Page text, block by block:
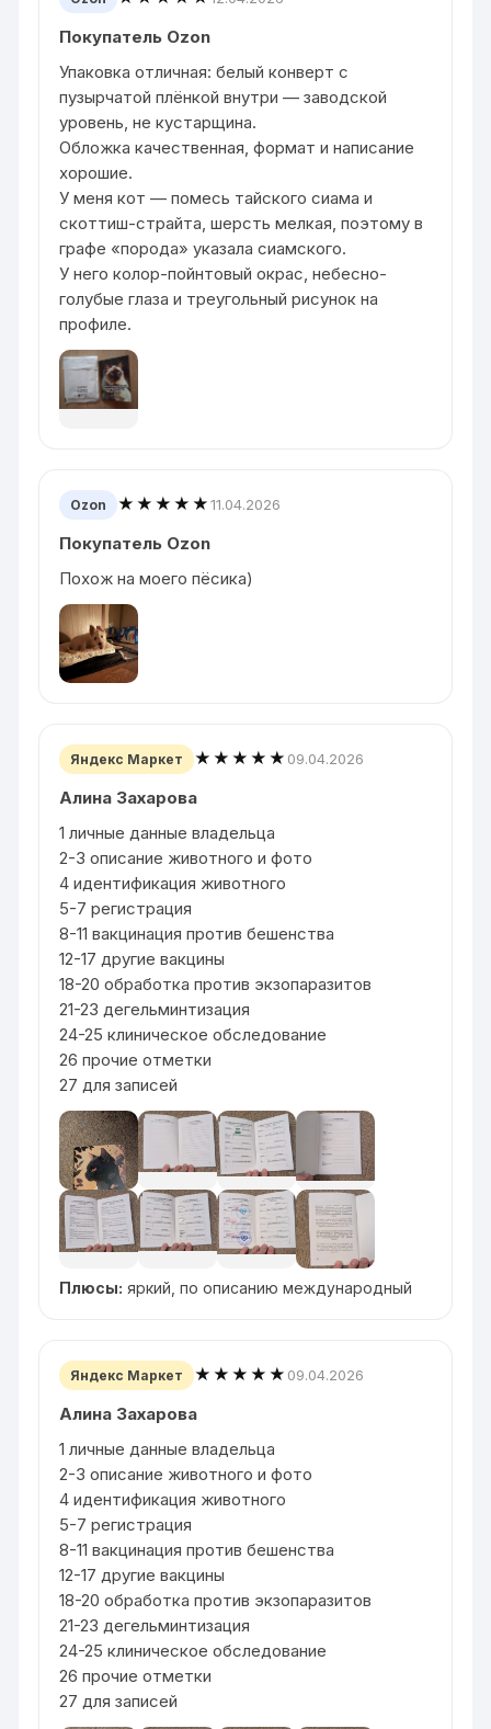
Покупатель Ozon
Упаковка отличная: белый конверт с
пузырчатой плёнкой внутри — заводской
уровень, не кустарщина.
Обложка качественная, формат и написание
хорошие.
У меня кот — помесь тайского сиама и
скоттиш-страйта, шерсть мелкая, поэтому в
графе «порода» указала сиамского.
У него колор-пойнтовый окрас, небесно-
голубые глаза и треугольный рисунок на
профиле.
Ozon ★★★★★11.04.2026
Покупатель Ozon
Похож на моего пёсика)
Яндекс Маркет ★★★★★ 09.04.2026
Алина Захарова
1 личные данные владельца
2-3 описание животного и фото
4 идентификация животного
5-7 регистрация
8-11 вакцинация против бешенства
12-17 другие вакцины
18-20 обработка против экзопаразитов
21-23 дегельминтизация
24-25 клиническое обследование
26 прочие отметки
27 для записей
Плюсы: яркий, по описанию международный
Яндекс Маркет ★★★★★ 09.04.2026
Алина Захарова
1 личные данные владельца
2-3 описание животного и фото
4 идентификация животного
5-7 регистрация
8-11 вакцинация против бешенства
12-17 другие вакцины
18-20 обработка против экзопаразитов
21-23 дегельминтизация
24-25 клиническое обследование
26 прочие отметки
27 для записей